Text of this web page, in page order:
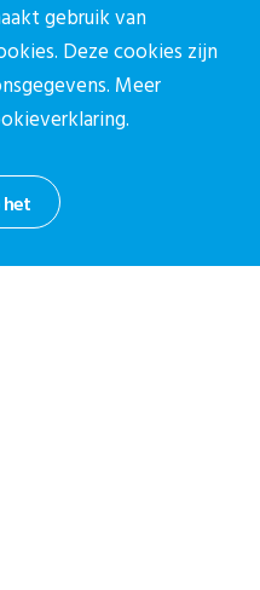
het
gebruik van
Deze cookies zijn
Meer